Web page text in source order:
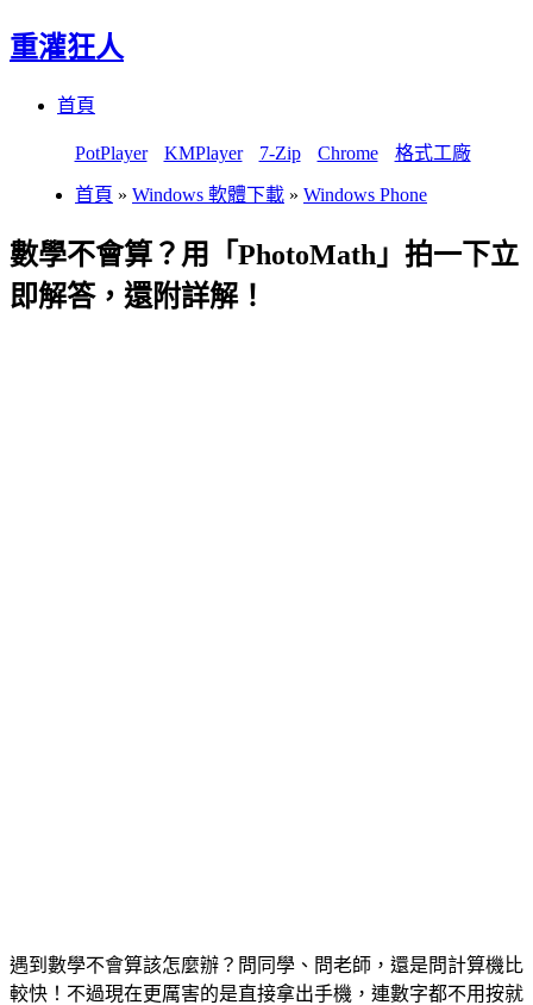
重灌狂人
首頁
PotPlayer KMPlayer 7-Zip Chrome 格式工廠
首頁 » Windows 軟體下載 » Windows Phone
數學不會算？用「PhotoMath」拍一下立
即解答，還附詳解！
遇到數學不會算該怎麼辦？問同學、問老師，還是問計算機比
較快！不過現在更厲害的是直接拿出手機，連數字都不用按就